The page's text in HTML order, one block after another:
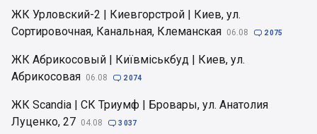
ЖК Урловский-2 | Киевгорстрой | Киев, ул.
Сортировочная, Канальная, Клеманская 06.08  2 075
ЖК Абрикосовый | Київміськбуд | Киев, ул.
Абрикосовая 06.08  2 074
ЖК Scandia | СК Триумф | Бровары, ул. Анатолия
Луценко, 27 04.08  3 037